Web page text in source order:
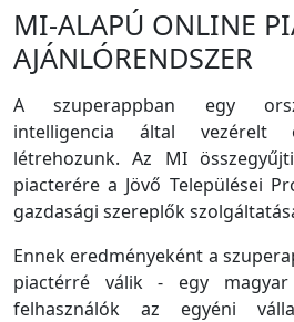
MI-ALAPÚ ONLINE
AJÁNLÓRENDSZER
A szuperappban egy
intelligencia által
létrehozunk. Az MI
piacterére a Jövő Települései
gazdasági szereplők
Ennek eredményeként a
piactérré válik - egy
felhasználók az egyéni